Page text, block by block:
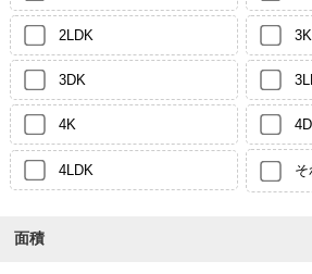
2LDK 3K
3DK
4K
4LDK
面積